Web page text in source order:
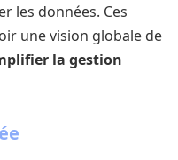
les données. Ces
une vision globale de
la gestion